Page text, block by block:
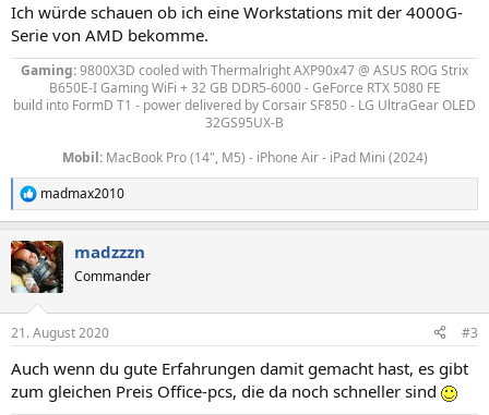
Ich würde schauen ob ich eine Workstations mit der 4000G-
Serie von AMD bekomme.
Gaming:9800X3D cooled with Thermalright AXP90x47@ ASUS ROG Strix
B650E-I Gaming WiFi + 32 GB DDR5-6000 - GeForce RTX 5080 FE
build into FormD T1 - power delivered byCorsair SF850 - LG UltraGear OLED
32GS95UX-B
Mobil:MacBook Pro (14", M5) - iPhone Air - iPad Mini (2024)
R
e
k
t
i
e
:
madmax2010
madzzzn
Commander
21. August 2020 #3
Auch wenn du gute Erfahrungen damit gemacht hast, es gibt
zum gleichen Preis Office-pcs, die da noch schneller sind